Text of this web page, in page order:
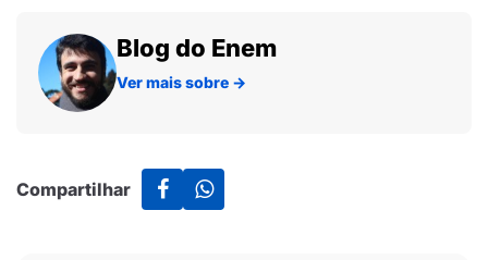
Blog do Enem
Ver mais sobre →
Compartilhar